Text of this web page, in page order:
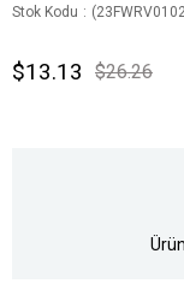
Stok Kodu
$26.26
$13.13